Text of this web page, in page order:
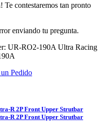
Te contestaremos tan pronto
enviando tu pregunta.
UR-RO2-190A Ultra Racing
Pedido
R 2P Front Upper Strutbar
R 2P Front Upper Strutbar